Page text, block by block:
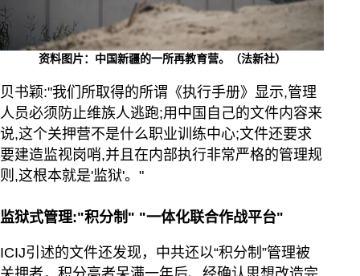
资料图片：中国新疆的一所再教育营。（法新社）
贝书颖:"我们所取得的所谓《执行手册》显示,管理
人员必须防止维族人逃跑;用中国自己的文件内容来
说,这个关押营不是什么职业训练中心;文件还要求
要建造监视岗哨,并且在内部执行非常严格的管理规
则,这根本就是'监狱'。"
监狱式管理:"积分制" "一体化联合作战平台"
ICIJ引述的文件还发现，中共还以“积分制”管理被